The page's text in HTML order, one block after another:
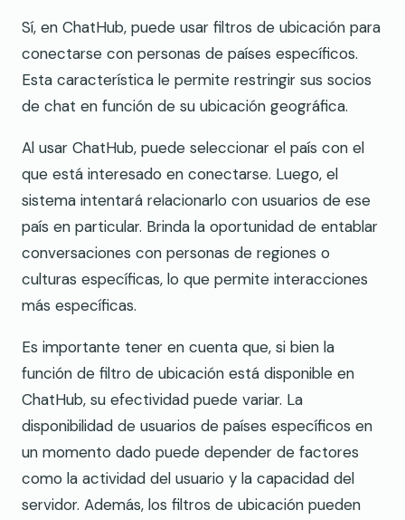
Sí, en ChatHub, puede usar filtros de ubicación para
conectarse con personas de países específicos.
Esta característica le permite restringir sus socios
de chat en función de su ubicación geográfica.
Al usar ChatHub, puede seleccionar el país con el
que está interesado en conectarse. Luego, el
sistema intentará relacionarlo con usuarios de ese
país en particular. Brinda la oportunidad de entablar
conversaciones con personas de regiones o
culturas específicas, lo que permite interacciones
más específicas.
Es importante tener en cuenta que, si bien la
función de filtro de ubicación está disponible en
ChatHub, su efectividad puede variar. La
disponibilidad de usuarios de países específicos en
un momento dado puede depender de factores
como la actividad del usuario y la capacidad del
servidor. Además, los filtros de ubicación pueden